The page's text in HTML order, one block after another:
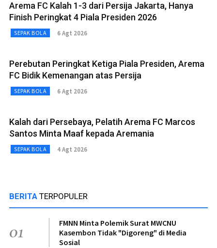
Arema FC Kalah 1-3 dari Persija Jakarta, Hanya
Finish Peringkat 4 Piala Presiden 2026
SEPAK BOLA 6 Agt 2026
Perebutan Peringkat Ketiga Piala Presiden, Arema
FC Bidik Kemenangan atas Persija
SEPAK BOLA 6 Agt 2026
Kalah dari Persebaya, Pelatih Arema FC Marcos
Santos Minta Maaf kepada Aremania
SEPAK BOLA 4 Agt 2026
BERITA TERPOPULER
01
FMNN Minta Polemik Surat MWCNU
Kasembon Tidak "Digoreng" di Media
Sosial